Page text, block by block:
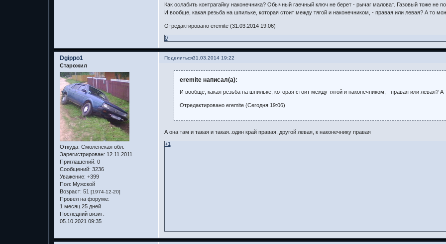
Как ослабить контрагайку наконечника? Обычный гаечный ключ не берет - рычаг маловат. Газовый тоже не
И вообще, какая резьба на шпильке, которая стоит между тягой и наконечником, - правая или левая? А то
Отредактировано eremite (31.03.2014 19:06)
0
Поделиться31.03.2014 19:22
Dgippo1
Старожил
Откуда: Смоленская обл.
Зарегистрирован: 12.11.2011
Приглашений: 0
Сообщений: 3236
Уважение: +399
Пол: Мужской
Возраст: 51 [1974-12-20]
Провел на форуме:
1 месяц 25 дней
Последний визит:
05.10.2021 09:35
eremite написал(а):
И вообще, какая резьба на шпильке, которая стоит между тягой и наконечником, - правая или левая?
Отредактировано eremite (Сегодня 19:06)
А она там и такая и такая..один край правая, другой левая, к наконечнику правая
+1